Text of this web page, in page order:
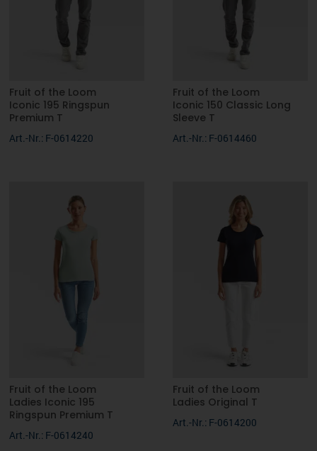
Fruit of the Loom
Iconic 195 Ringspun
Premium T
Art.-Nr.: F-0614220
Fruit of the Loom
Iconic 150 Classic Long
Sleeve T
Art.-Nr.: F-0614460
Fruit of the Loom
Ladies Iconic 195
Ringspun Premium T
Art.-Nr.: F-0614240
Fruit of the Loom
Ladies Original T
Art.-Nr.: F-0614200